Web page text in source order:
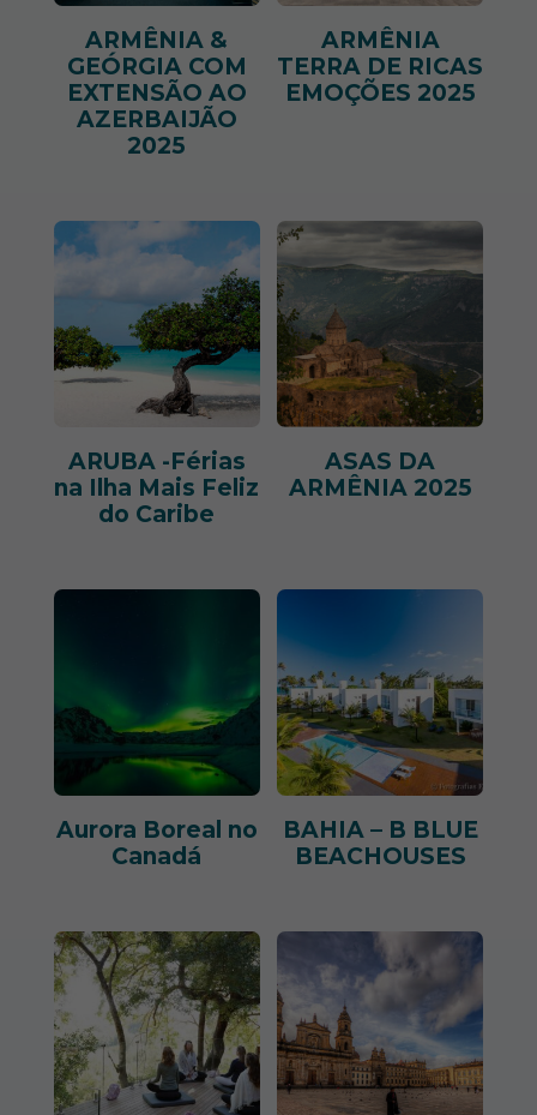
ARMÊNIA &
GEÓRGIA COM
EXTENSÃO AO
AZERBAIJÃO
2025
ARMÊNIA
TERRA DE RICAS
EMOÇÕES 2025
ARUBA -Férias
na Ilha Mais Feliz
do Caribe
ASAS DA
ARMÊNIA 2025
Aurora Boreal no
Canadá
BAHIA – B BLUE
BEACHOUSES